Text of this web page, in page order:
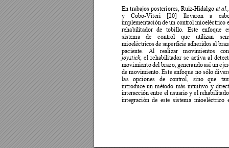
En trabajos posteriores, Ruiz-Hidalgo et al.,
y Cobo-Viteri [20] llevaron a
implementación de un control mioeléctrico
rehabilitador de tobillo. Este enfoque
sistema
de control que utilizan
mioeléctricos de superficie adheridos al
paciente.
Al realizar movimientos
joystick, el rehabilitador se activa al
movimiento del brazo, generando así un
de movimiento. Este enfoque no sólo
las opciones de control, sino que
introduce un método más intuitivo y
interacción entre el usuario y el
integración de este sistema mioeléctrico